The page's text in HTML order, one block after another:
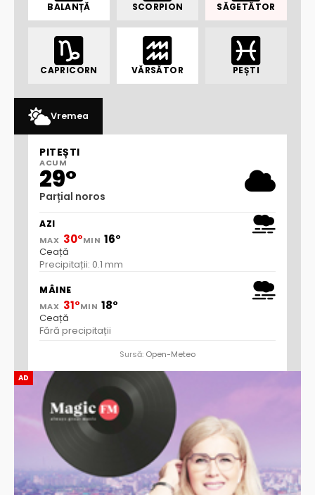
AD
BALANȚĂ SCORPION SĂGETĂTOR
CAPRICORN VĂRSĂTOR PEȘTI
Vremea
PITEȘTI
ACUM
29°
Parțial noros
AZI
MAX 30°MIN 16°
Ceață
Precipitații: 0.1 mm
MÂINE
MAX 31°MIN 18°
Ceață
Fără precipitații
Sursă: Open-Meteo